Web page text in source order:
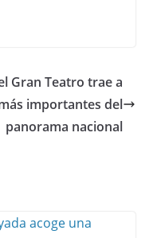
Gran Teatro trae a
importantes del
panorama nacional